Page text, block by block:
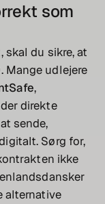
som
skal du sikre, at
Mange udlejere
,
direkte
sende,
Sørg for,
ikke
alternative